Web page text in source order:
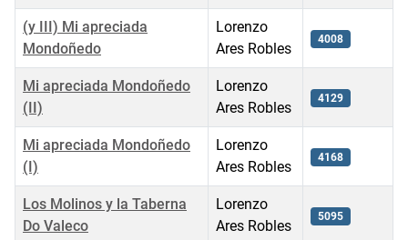
(y III) Mi apreciada
Mondoñedo
Lorenzo
Ares Robles
4008
Mi apreciada Mondoñedo
(II)
Lorenzo
Ares Robles
4129
Mi apreciada Mondoñedo
(I)
Lorenzo
Ares Robles
4168
Los Molinos y la Taberna
Do Valeco
Lorenzo
Ares Robles
5095